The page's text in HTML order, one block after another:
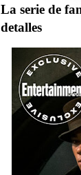
La serie de
detalles